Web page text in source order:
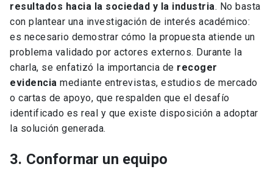
resultados hacia la sociedad y la industria. No basta
con plantear una investigación de interés académico:
es necesario demostrar cómo la propuesta atiende un
problema validado por actores externos. Durante la
charla, se enfatizó la importancia de recoger
evidencia mediante entrevistas, estudios de mercado
o cartas de apoyo, que respalden que el desafío
identificado es real y que existe disposición a adoptar
la solución generada.
3. Conformar un equipo